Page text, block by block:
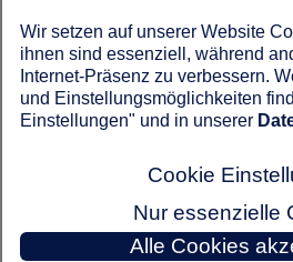
Wir setzen auf unserer Website
ihnen sind essenziell, während
Internet-Präsenz zu verbessern.
und Einstellungsmöglichkeiten
Einstellungen" und in unserer
Cookie
Nur essenzielle
Alle Cookies